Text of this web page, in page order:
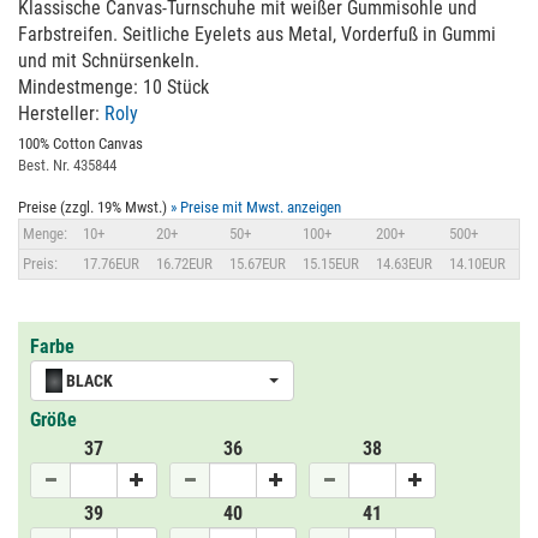
Klassische Canvas-Turnschuhe mit weißer Gummisohle und
Farbstreifen. Seitliche Eyelets aus Metal, Vorderfuß in Gummi
und mit Schnürsenkeln.
Mindestmenge: 10 Stück
Hersteller: Roly
100% Cotton Canvas
Best. Nr. 435844
Preise (zzgl. 19% Mwst.) » Preise mit Mwst. anzeigen
Menge:
10+ 20+ 50+ 100+ 200+
500+
Preis:
17.76EUR 16.72EUR 15.67EUR 15.15EUR 14.63EUR 14.10EUR
Farbe
BLACK
Größe
37
36 38
39 40 41